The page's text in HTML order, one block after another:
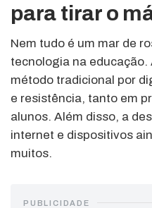
para tirar o
Nem tudo é um mar de
tecnologia na
método tradicional por
e resistência, tanto em
alunos. Além disso, a
internet e dispositivos
muitos.
PUBLICIDADE